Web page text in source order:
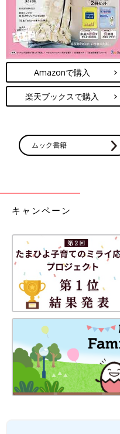
Amazonで購入
楽天ブックスで購入
ムック書籍
キャンペーン